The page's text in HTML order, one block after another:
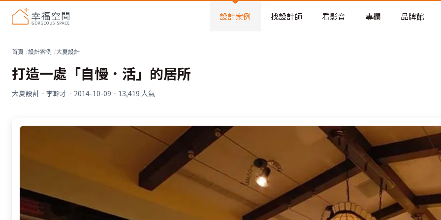
看不見的居家風險和翻新關鍵
老屋預算分配與高 CP 值煥新術
設計案例 找設計師 看影音 專欄 品牌館
首頁 設計案例 大夏設計
打造一處「自慢．活」的居所
大夏設計 · 李幹才 · 2014-10-09 · 13,419 人氣